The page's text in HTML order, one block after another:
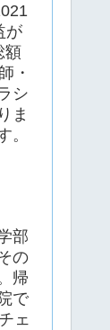
が
額
・
シ
ま
。
部
の
帰
で
ェ